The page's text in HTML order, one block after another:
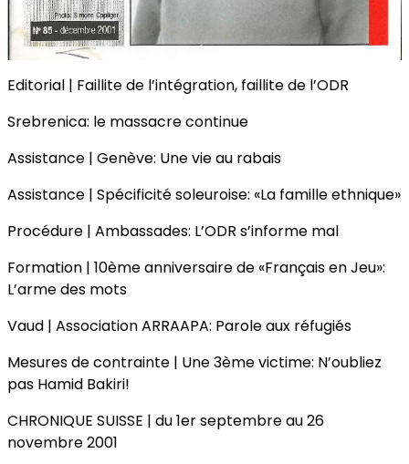
Editorial | Faillite de l’intégration, faillite de l’ODR
Srebrenica: le massacre continue
Assistance | Genève: Une vie au rabais
Assistance | Spécificité soleuroise: «La famille ethnique»
Procédure | Ambassades: L’ODR s’informe mal
Formation | 10ème anniversaire de «Français en Jeu»:
L’arme des mots
Vaud | Association ARRAAPA: Parole aux réfugiés
Mesures de contrainte | Une 3ème victime: N’oubliez
pas Hamid Bakiri!
CHRONIQUE SUISSE | du 1er septembre au 26
novembre 2001